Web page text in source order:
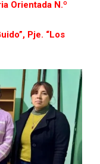
Orientada N.º
Pje. “Los